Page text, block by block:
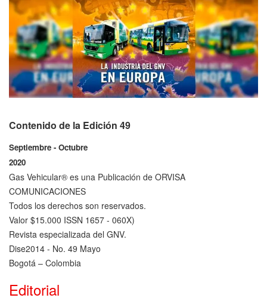
Contenido de la Edición 49
Septiembre - Octubre
2020
Gas Vehicular® es una Publicación de ORVISA
COMUNICACIONES
Todos los derechos son reservados.
Valor $15.000 ISSN 1657 - 060X)
Revista especializada del GNV.
Dise2014 - No. 49 Mayo
Bogotá – Colombia
Editorial